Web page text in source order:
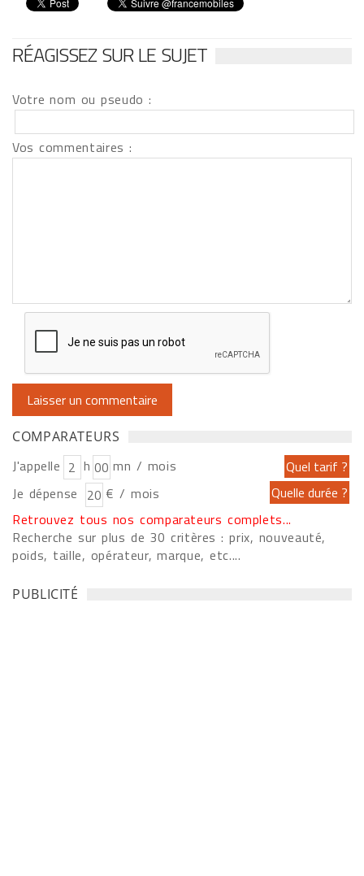
RÉAGISSEZ SUR LE SUJET
Votre nom ou pseudo :
Vos commentaires :
COMPARATEURS
J'appelle h
mn / mois
Je dépense
€ / mois
Retrouvez tous nos comparateurs complets...
Recherche sur plus de 30 critères : prix, nouveauté,
poids, taille, opérateur, marque, etc....
PUBLICITÉ